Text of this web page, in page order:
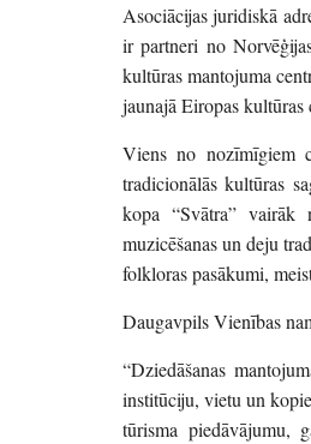
Asociācijas juridiskā
ir partneri no
kultūras mantojuma
jaunajā Eiropas
Viens no nozīmīgiem
tradicionālās kultūras
kopa “Svātra” vairāk
muzicēšanas un deju
folkloras pasākumi,
Daugavpils Vienības
“Dziedāšanas
institūciju, vietu un
tūrisma piedāvājumu,